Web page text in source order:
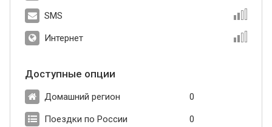
SMS
Интернет
Доступные опции
Домашний регион 0
Поездки по России 0